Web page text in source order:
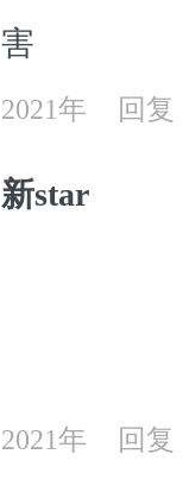
害
2021年 回复
新star
2021年 回复